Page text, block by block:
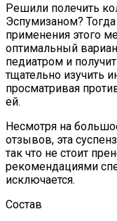
Решили полечить
Эспумизаном?
применения этого
оптимальный
педиатром и
тщательно изучить
просматривая
ей.
Несмотря на
отзывов, эта
так что не стоит
рекомендациями
исключается.
Состав